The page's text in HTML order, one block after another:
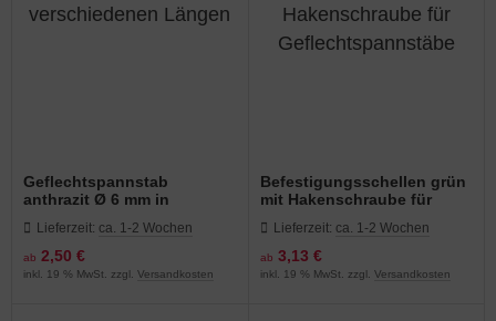
Geflechtspannstab
anthrazit Ø 6 mm in
Lieferzeit: ca. 1-2 Wochen
ab 2,50 €
inkl. 19 % MwSt. zzgl. Versandkosten
Befestigungsschellen grün
mit Hakenschraube für
Lieferzeit: ca. 1-2 Wochen
ab 3,13 €
inkl. 19 % MwSt. zzgl. Versandkosten